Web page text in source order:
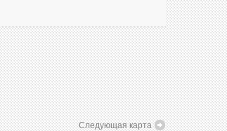
Следующая карта